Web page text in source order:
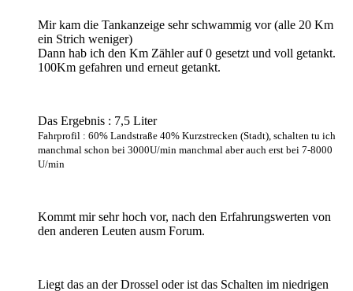
Mir kam die Tankanzeige sehr schwammig vor (alle 20 Km
ein Strich weniger)
Dann hab ich den Km Zähler auf 0 gesetzt und voll getankt.
100Km gefahren und erneut getankt.
Das Ergebnis : 7,5 Liter
Fahrprofil : 60% Landstraße 40% Kurzstrecken (Stadt), schalten tu ich
manchmal schon bei 3000U/min manchmal aber auch erst bei 7-8000
U/min
Kommt mir sehr hoch vor, nach den Erfahrungswerten von
den anderen Leuten ausm Forum.
Liegt das an der Drossel oder ist das Schalten im niedrigen